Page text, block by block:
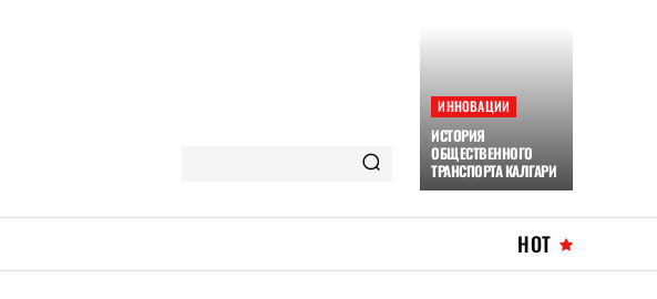
ИННОВАЦИИ
ИСТОРИЯ
ОБЩЕСТВЕННОГО
ТРАНСПОРТА КАЛГАРИ
HOT